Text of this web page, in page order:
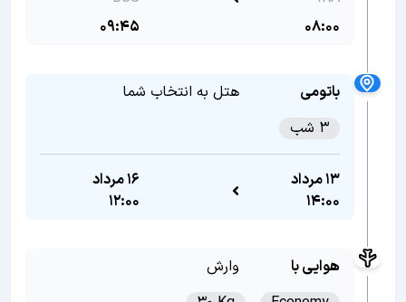
08:00
09:45
باتومی
هتل به انتخاب شما
3 شب
13 مرداد
14:00
16 مرداد
12:00
هوایی با
وارش